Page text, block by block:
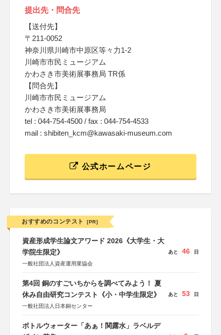
提出先・問合先
【送付先】
〒211-0052
神奈川県川崎市中原区等々力1-2
川崎市市民ミュージアム
かわさき市美術展事務局 TR係
【問合先】
川崎市市民ミュージアム
かわさき市美術展事務局
tel : 044-754-4500 / fax : 044-754-4533
mail : shibiten_kcm@kawasaki-museum.com
公式ホームページ
おすすめのコンテスト [PR]
資産形成学生論文アワード 2026《大学生・大
学院生限定》
一般社団法人資産運用業協会
あと 46 日
第4回 銅のすごいちからを調べてみよう！ 夏
休み自由研究コンテスト《小・中学生限定》
一般社団法人日本銅センター
あと 53 日
ボトルウォーター「あぁ！関露水」ラベルデ